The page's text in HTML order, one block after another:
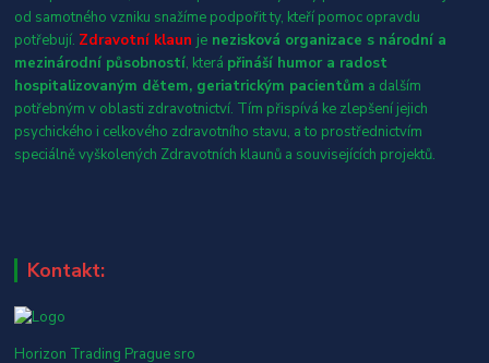
od samotného vzniku snažíme podpořit ty, kteří pomoc opravdu
potřebují. Zdravotní klaun je nezisková organizace s národní a
mezinárodní působností, která přináší humor a radost
hospitalizovaným dětem, geriatrickým pacientům a dalším
potřebným v oblasti zdravotnictví. Tím přispívá ke zlepšení jejich
psychického i celkového zdravotního stavu, a to prostřednictvím
speciálně vyškolených Zdravotních klaunů a souvisejících projektů.
Kontakt:
Horizon Trading Prague sro